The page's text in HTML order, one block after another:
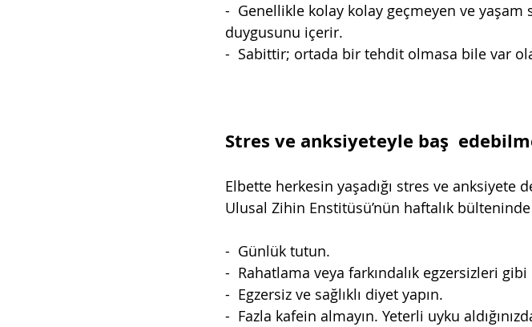
-  Genellikle kolay kolay geçmeyen ve yaşam
duygusunu içerir.
-  Sabittir; ortada bir tehdit olmasa bile var
Stres ve anksiyeteyle baş
Elbette herkesin yaşadığı stres ve anksiyete
Ulusal Zihin Enstitüsü’nün haftalık
-  Günlük tutun.
-  Rahatlama veya farkındalık egzersizleri
-  Egzersiz ve sağlıklı diyet yapın.
-  Fazla kafein almayın. Yeterli uyku